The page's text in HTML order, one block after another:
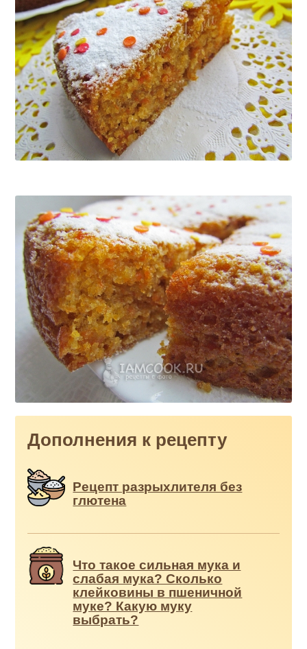
Дополнения к рецепту
Рецепт разрыхлителя без
глютена
Что такое сильная мука и
слабая мука? Сколько
клейковины в пшеничной
муке? Какую муку
выбрать?